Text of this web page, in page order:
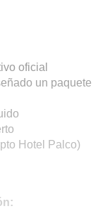
oficial
un paquete
Hotel Palco)